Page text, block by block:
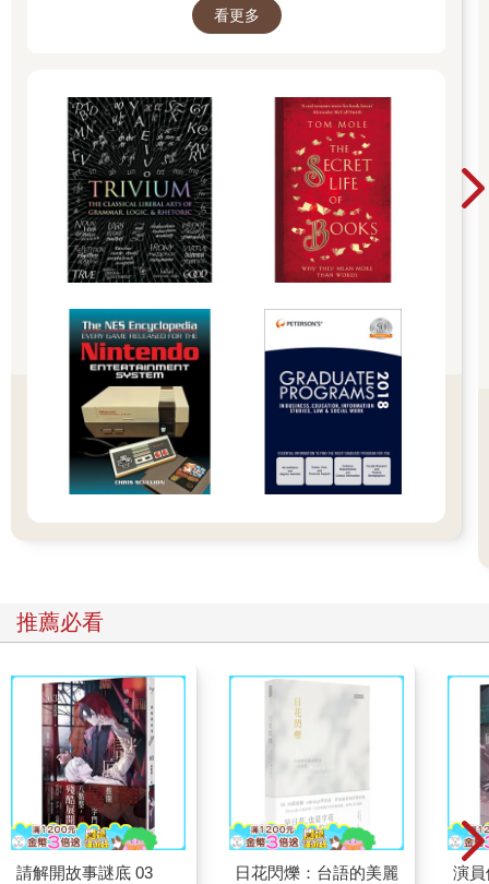
看更多
推薦必看
請解開故事謎底 03
日花閃爍：台語的美麗
演